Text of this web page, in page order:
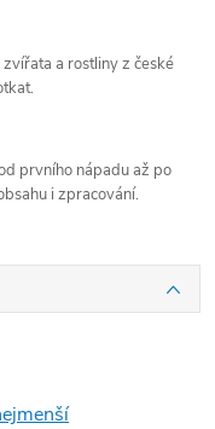
a rostliny z české
prvního nápadu až po
i zpracování.